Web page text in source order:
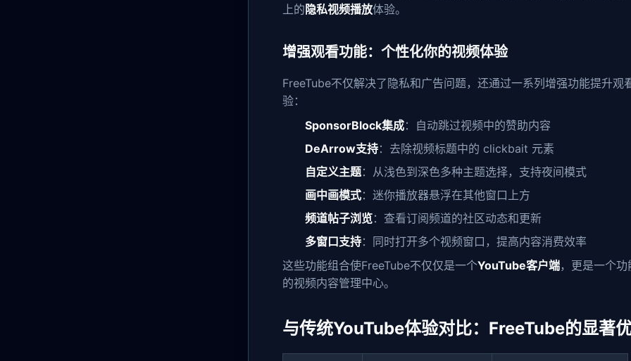
上的 隐私视频播放体验。
增强观看功能：个性化你的视频体验
FreeTube不仅解决了隐私和广告问题，还通过一系列增强功能提升观
验：
SponsorBlock集成：自动跳过视频中的赞助内容
DeArrow支持：去除视频标题中的 clickbait 元素
自定义主题：从浅色到深色多种主题选择，支持夜间模式
画中画模式：迷你播放器悬浮在其他窗口上方
频道帖子浏览：查看订阅频道的社区动态和更新
多窗口支持：同时打开多个视频窗口，提高内容消费效率
这些功能组合使FreeTube不仅仅是一个YouTube客户端，更是一个功
的视频内容管理中心。
与传统YouTube体验对比：FreeTube的显著